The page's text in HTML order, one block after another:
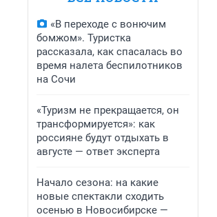
«В переходе с вонючим
бомжом». Туристка
рассказала, как спасалась во
время налета беспилотников
на Сочи
«Туризм не прекращается, он
трансформируется»: как
россияне будут отдыхать в
августе — ответ эксперта
Начало сезона: на какие
новые спектакли сходить
осенью в Новосибирске —